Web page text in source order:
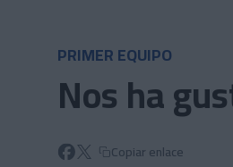
PRIMER EQUIPO
Nos ha
Copiar enlace